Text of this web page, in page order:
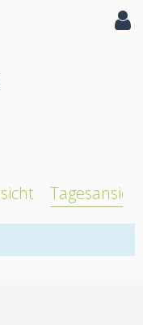
Tagesansicht